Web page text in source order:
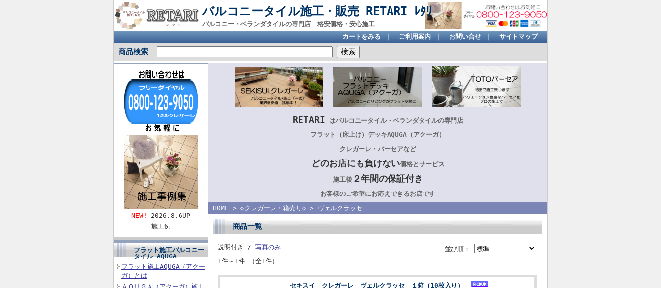
バルコニータイル施工・販売 RETARI ﾚﾀﾘ
バルコニー・ベランダタイルの専門店 格安価格・安心施工
カートをみる
ご利用案内 お問い合せ サイトマップ
商品検索
NEW! 2026.8.6UP
施工例
フラット施工バルコニー
タイル AQUGA
フラット施工AQUGA（アクー
ガ）とは
ＡＱＵＧＡ（アクーガ）施工
RETARI はバルコニータイル・ベランダタイルの専門店
フラット（床上げ）デッキAQUGA（アクーガ）
クレガーレ・バーセアなど
どのお店にも負けない価格とサービス
施工後２年間の保証付き
お客様のご希望にお応えできるお店です
HOME > ◇クレガーレ・箱売り◇ > ヴェルクラッセ
商品一覧
並び順：
説明付き / 写真のみ
1件～1件 （全1件）
セキスイ クレガーレ ヴェルクラッセ １箱（10枚入り）